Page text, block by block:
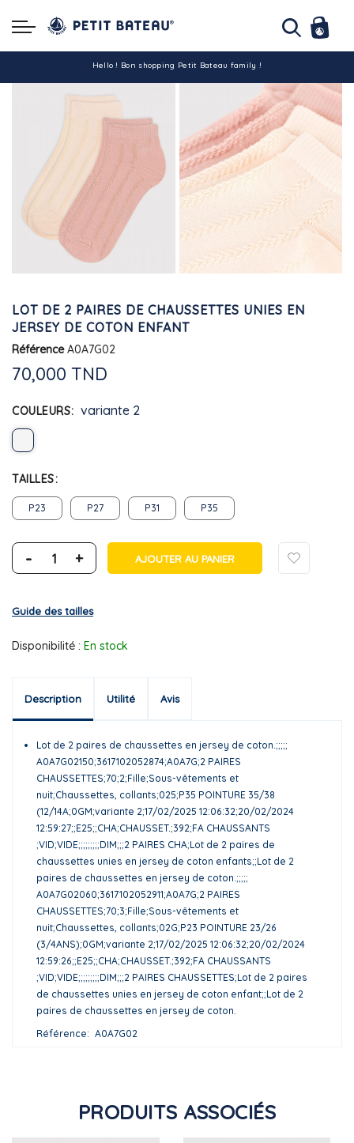
La livraison est assurée partout en Tunisie !
-10% pour tout paiement par carte bancaire (hors promo)
LOT DE 2 PAIRES DE CHAUSSETTES UNIES EN
JERSEY DE COTON ENFANT
Référence A0A7G02
70,000 TND
COULEURS variante 2
TAILLES
P23 P27 P31 P35
- + AJOUTER AU PANIER
Guide des tailles
Disponibilité : En stock
Description Utilité Avis
Lot de 2 paires de chaussettes en jersey de coton.;;;;;
A0A7G02150;3617102052874;A0A7G;2 PAIRES
CHAUSSETTES;70;2;Fille;Sous-vêtements et
nuit;Chaussettes, collants;025;P35 POINTURE 35/38
(12/14A;0GM;variante 2;17/02/2025 12:06:32;20/02/2024
12:59:27;;E25;;CHA;CHAUSSET.;392;FA CHAUSSANTS
;VID;VIDE;;;;;;;;;DIM;;;2 PAIRES CHA;Lot de 2 paires de
chaussettes unies en jersey de coton enfants;;Lot de 2
paires de chaussettes en jersey de coton.;;;;;
A0A7G02060;3617102052911;A0A7G;2 PAIRES
CHAUSSETTES;70;3;Fille;Sous-vêtements et
nuit;Chaussettes, collants;02G;P23 POINTURE 23/26
(3/4ANS);0GM;variante 2;17/02/2025 12:06:32;20/02/2024
12:59:26;;E25;;CHA;CHAUSSET.;392;FA CHAUSSANTS
;VID;VIDE;;;;;;;;;DIM;;;2 PAIRES CHAUSSETTES;Lot de 2 paires
de chaussettes unies en jersey de coton enfant;;Lot de 2
paires de chaussettes en jersey de coton.
Référence
A0A7G02
PRODUITS ASSOCIÉS